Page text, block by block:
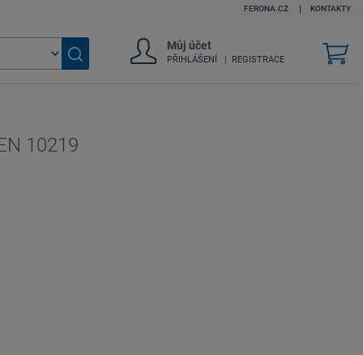
Vyhledat
Můj účet
PŘIHLÁŠENÍ REGISTRACE
v
FERONA.CZ KONTAKTY
10219